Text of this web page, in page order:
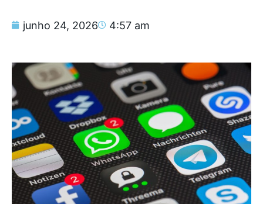
junho 24, 2026 4:57 am